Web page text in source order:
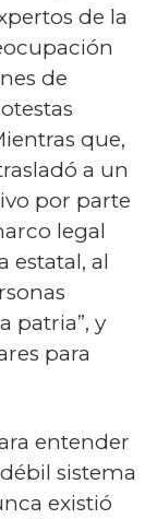
de la
de
que,
a un
por parte
legal
estatal, al
patria”, y
para
entender
sistema
existió